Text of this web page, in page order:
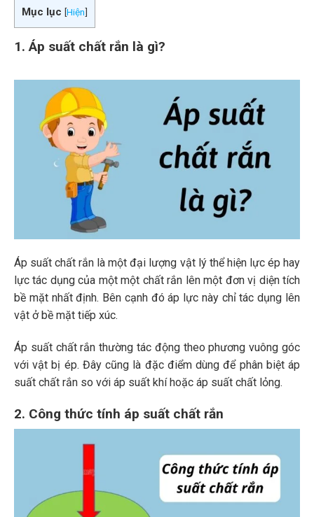
Mục lục [Hiện]
1. Áp suất chất rắn là gì?
Áp suất chất rắn là một đại lượng vật lý thể hiện lực ép hay
lực tác dụng của một một chất rắn lên một đơn vị diện tích
bề mặt nhất định. Bên cạnh đó áp lực này chỉ tác dụng lên
vật ở bề mặt tiếp xúc.
Áp suất chất rắn thường tác động theo phương vuông góc
với vật bị ép. Đây cũng là đặc điểm dùng để phân biệt áp
suất chất rắn so với áp suất khí hoặc áp suất chất lỏng.
2. Công thức tính áp suất chất rắn